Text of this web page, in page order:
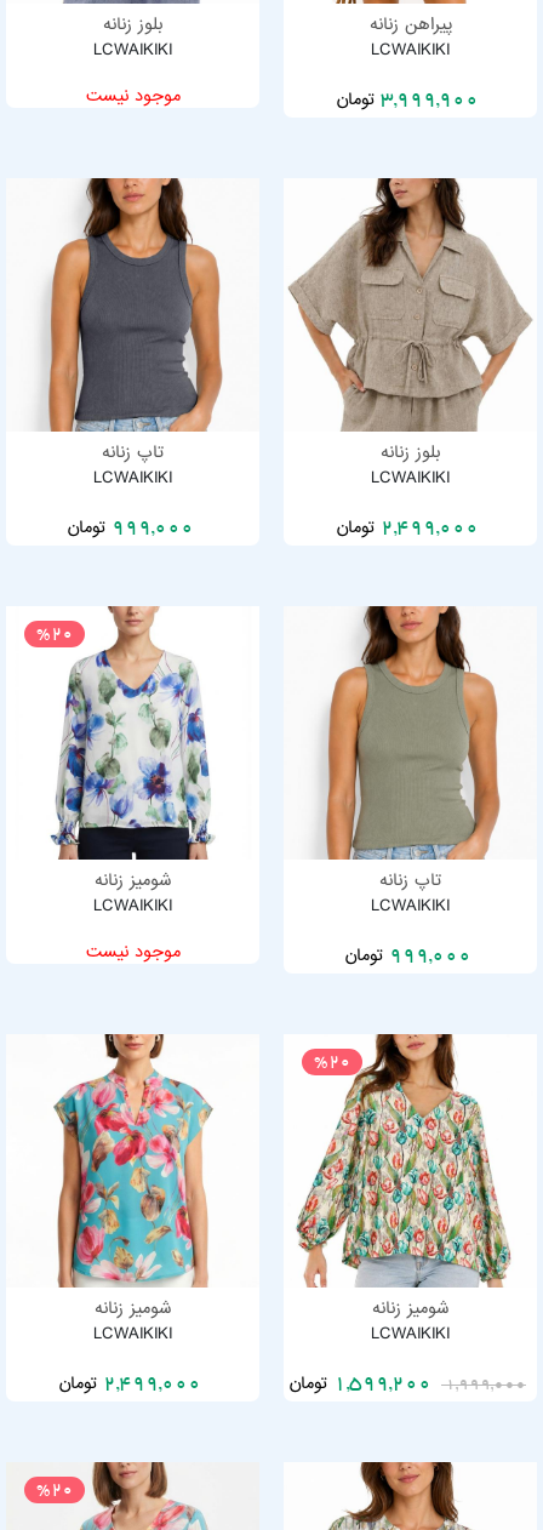
پیراهن زنانه
LCWAIKIKI
3,999,900 تومان
بلوز زنانه
LCWAIKIKI
موجود نیست
بلوز زنانه
LCWAIKIKI
2,499,000 تومان
تاپ زنانه
LCWAIKIKI
999,000 تومان
تاپ زنانه
LCWAIKIKI
999,000 تومان
%20
شومیز زنانه
LCWAIKIKI
موجود نیست
%20
شومیز زنانه
LCWAIKIKI
1,999,000 تومان
شومیز زنانه
LCWAIKIKI
2,499,000 تومان
%20